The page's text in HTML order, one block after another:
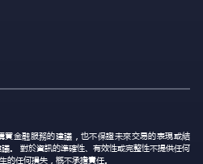
金融服務的建議，也不保證未來交易的表現或結
。 對於資訊的準確性、有效性或完整性不提供任何
任何損失，概不承擔責任。